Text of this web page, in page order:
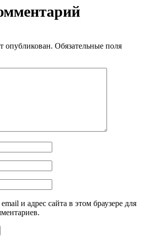
опубликован. Обязательные поля
и адрес сайта в этом браузере для